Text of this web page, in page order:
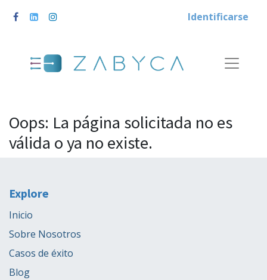
Identificarse
Oops: La página solicitada no es
válida o ya no existe.
Explore
Inicio
Sobre Nosotros
Casos de éxito
Blog